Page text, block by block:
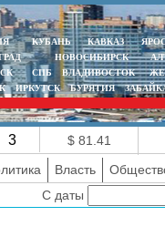
КУБАНЬ КАВКАЗ
НОВОСИБИРСК
СПБ ВЛАДИВОСТОК
ИРКУТСК БУРЯТИЯ
3 $ 81.41
Власть
С даты